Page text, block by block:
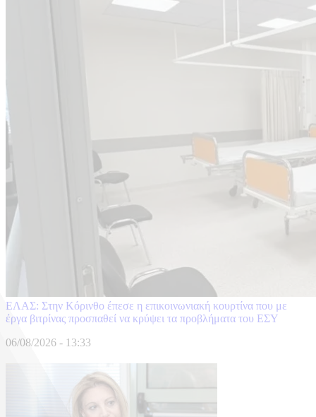
ΕΛΑΣ: Στην Κόρινθο έπεσε η επικοινωνιακή κουρτίνα που με
έργα βιτρίνας προσπαθεί να κρύψει τα προβλήματα του ΕΣΥ
06/08/2026 - 13:33